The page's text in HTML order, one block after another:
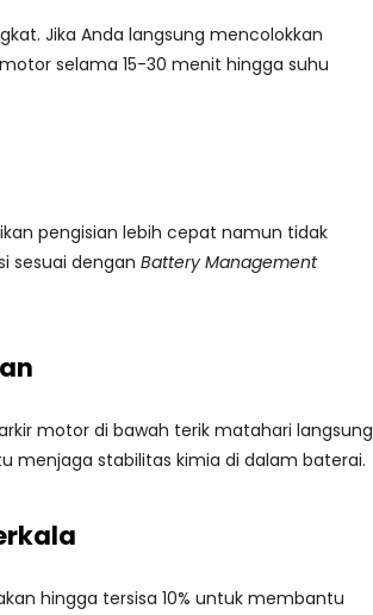
Jika Anda langsung mencolokkan
selama 15-30 menit hingga suhu
pengisian lebih cepat namun tidak
sesuai dengan Battery Management
motor di bawah terik matahari langsung
menjaga stabilitas kimia di dalam baterai.
hingga tersisa 10% untuk membantu